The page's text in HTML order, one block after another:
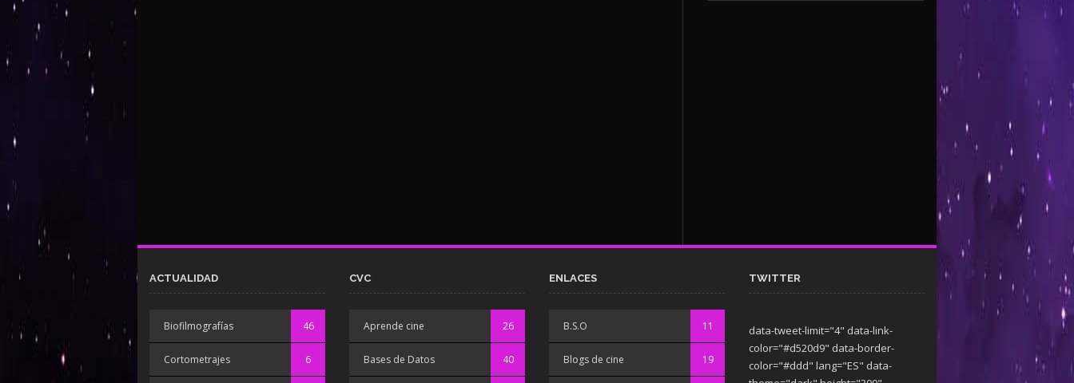
ACTUALIDAD
Biofilmografías 46
Cortometrajes 6
CVC
Aprende cine 26
Bases de Datos 40
ENLACES
B.S.O 11
Blogs de cine 19
TWITTER
data-tweet-limit="4" data-link-
color="#d520d9" data-border-
color="#ddd" lang="ES" data-